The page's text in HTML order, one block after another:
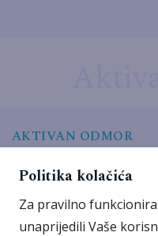
AKTIVAN ODMOR
Sportski
adrenalinski
Politika kolačića
Za pravilno
unaprijedili Vaše